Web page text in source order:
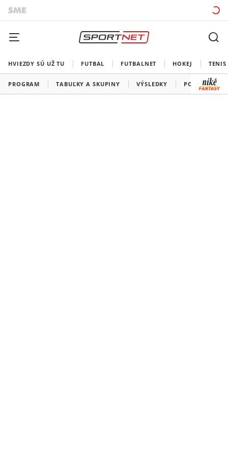
HVIEZDY SÚ UŽ TU FUTBAL FUTBALNET HOKEJ TENIS
PROGRAM TABUĽKY A SKUPINY VÝSLEDKY PORADIE